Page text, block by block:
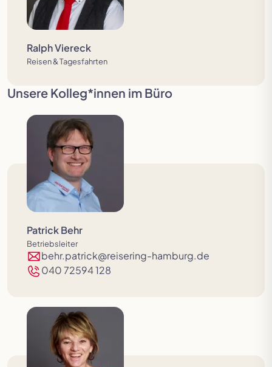
Ralph Viereck
Reisen & Tagesfahrten
Unsere Kolleg*innen im Büro
Patrick Behr
Betriebsleiter
behr.patrick@reisering-hamburg.de
040 72594 128